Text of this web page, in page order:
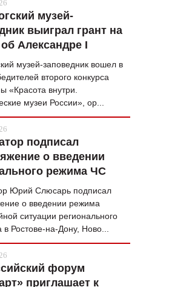
КУЛЬТ ЕДЫ
АФИША
ЖУРНАЛ
музей-
выиграл грант на
Александре I
музей-заповедник вошел в
второго конкурса
«Красота внутри.
музеи России», ор...
подписал
о введении
режима ЧС
Юрий Слюсарь подписал
о введении режима
ситуации регионального
в Ростове-на-Дону, Ново...
форум
приглашает к